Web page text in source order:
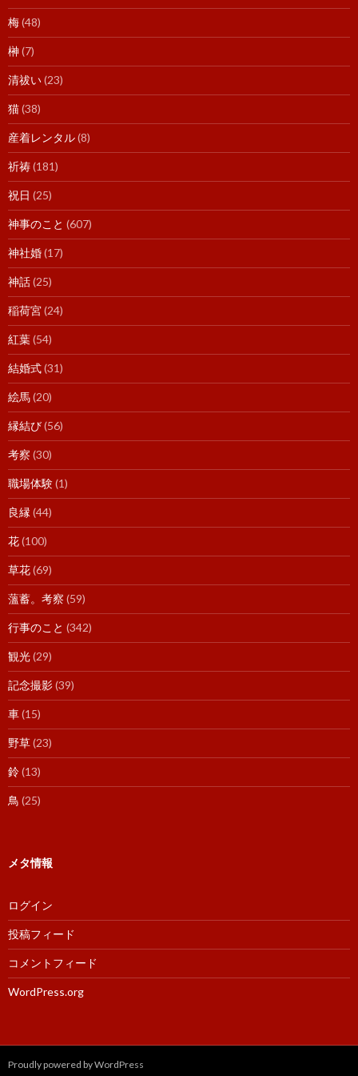
梅(48)
榊(7)
清祓い(23)
猫(38)
産着レンタル(8)
祈祷(181)
祝日 (25)
神事のこと (607)
神社婚(17)
神話(25)
稲荷宮(24)
紅葉(54)
結婚式(31)
絵馬(20)
縁結び(56)
考察 (30)
職場体験(1)
良縁(44)
花(100)
草花(69)
薀蓄。考察 (59)
行事のこと (342)
観光(29)
記念撮影(39)
車(15)
野草(23)
鈴(13)
鳥 (25)
メタ情報
ログイン
投稿フィード
コメントフィード
WordPress.org
Proudly powered by WordPress